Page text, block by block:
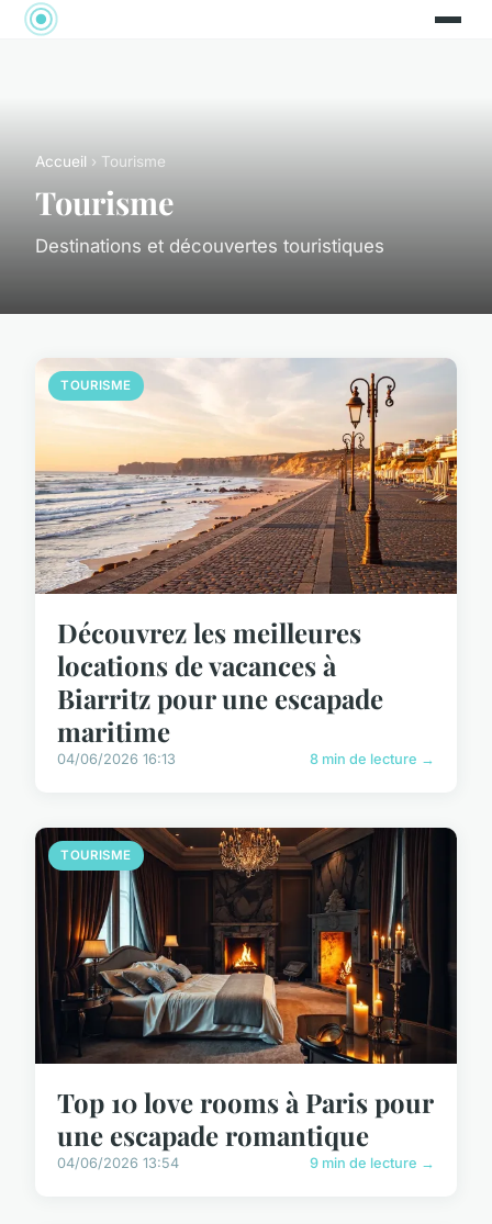
Accueil › Tourisme
Tourisme
Destinations et découvertes touristiques
TOURISME
Découvrez les meilleures
locations de vacances à
Biarritz pour une escapade
maritime
04/06/2026 16:13 8 min de lecture →
TOURISME
Top 10 love rooms à Paris pour
une escapade romantique
04/06/2026 13:54 9 min de lecture →